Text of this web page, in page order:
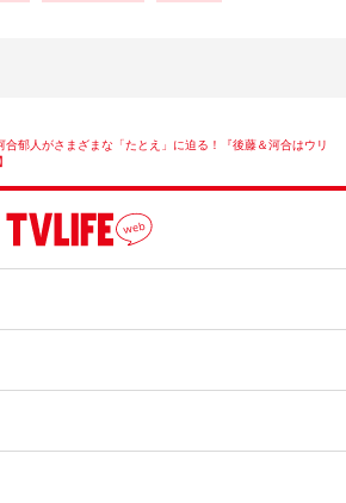
合郁人がさまざまな「たとえ」に迫る！『後藤＆河合はウリ